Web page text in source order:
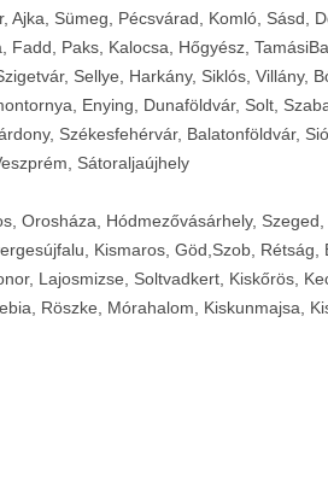
Ajka, Sümeg, Pécsvárad, Komló, Sásd,
Fadd, Paks, Kalocsa, Hőgyész,
Sellye, Harkány, Siklós, Villány,
Enying, Dunaföldvár, Solt,
Székesfehérvár, Balatonföldvár,
Sátoraljaújhely
Orosháza, Hódmezővásárhely,
Kismaros, Göd,Szob, Rétság,
Lajosmizse, Soltvadkert, Kiskőrös,
Röszke, Mórahalom, Kiskunmajsa,